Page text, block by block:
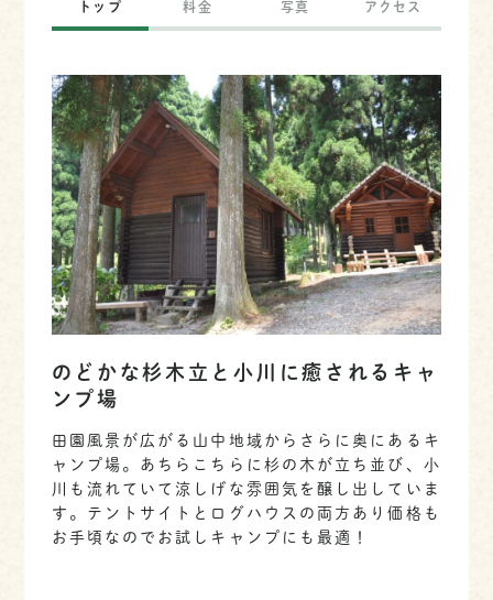
トップ 料金 写真 アクセス
のどかな杉木立と小川に癒されるキャ
ンプ場
田園風景が広がる山中地域からさらに奥にあるキ
ャンプ場。あちらこちらに杉の木が立ち並び、小
川も流れていて涼しげな雰囲気を醸し出していま
す。テントサイトとログハウスの両方あり価格も
お手頃なのでお試しキャンプにも最適！